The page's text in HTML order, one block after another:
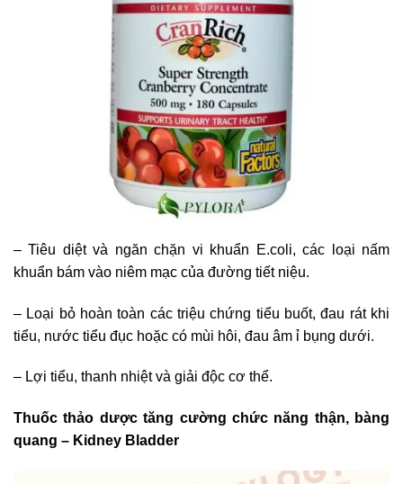
– Tiêu diệt và ngăn chặn vi khuẩn E.coli, các loại nấm
khuẩn bám vào niêm mạc của đường tiết niệu.
– Loại bỏ hoàn toàn các triệu chứng tiểu buốt, đau rát khi
tiểu, nước tiểu đục hoặc có mùi hôi, đau âm ỉ bụng dưới.
– Lợi tiểu, thanh nhiệt và giải độc cơ thể.
Thuốc thảo dược tăng cường chức năng thận, bàng
quang – Kidney Bladder